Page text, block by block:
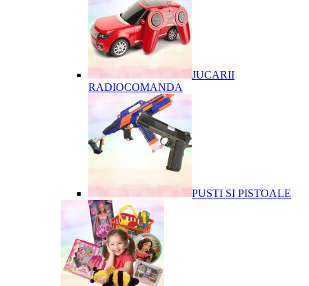
JUCARII
RADIOCOMANDA
PUSTI SI PISTOALE